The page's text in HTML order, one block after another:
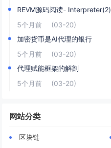
REVM源码阅读- Interpreter(2)
5个月前
(03-20)
加密货币是AI代理的银行
5个月前
(03-20)
代理赋能框架的解剖
5个月前
(03-20)
网站分类
区块链